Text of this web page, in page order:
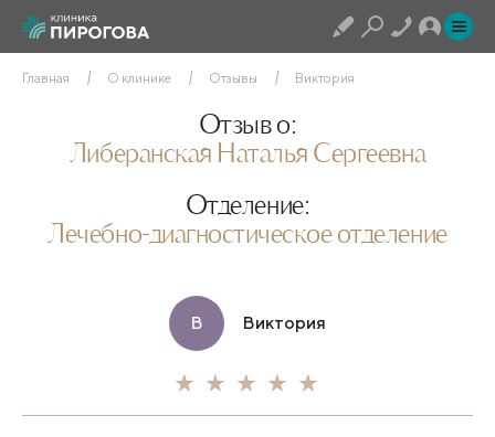
Главная О клинике Отзывы Виктория
Отзыв о:
Либеранская Наталья Сергеевна
Отделение:
Лечебно-диагностическое отделение
В Виктория